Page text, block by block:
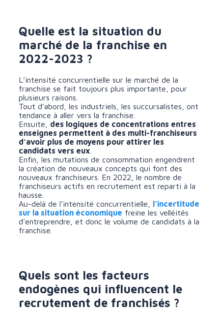
Quelle est la situation du
marché de la franchise en
2022-2023 ?
L’intensité concurrentielle sur le marché de la
franchise se fait toujours plus importante, pour
plusieurs raisons.
Tout d’abord, les industriels, les succursalistes, ont
tendance à aller vers la franchise.
Ensuite, des logiques de concentrations entres
enseignes permettent à des multi-franchiseurs
d’avoir plus de moyens pour attirer les
candidats vers eux
Enfin, les mutations de consommation engendrent
la création de nouveaux concepts qui font des
nouveaux franchiseurs. En 2022, le nombre de
franchiseurs actifs en recrutement est reparti à la
hausse.
Au-delà de l’intensité concurrentielle, l’incertitude
sur la situation économique freine les velléités
d’entreprendre, et donc le volume de candidats à la
franchise.
Quels sont les facteurs
endogènes qui influencent le
recrutement de franchisés ?